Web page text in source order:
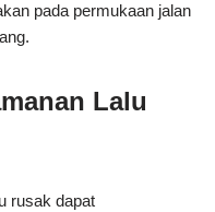
pada permukaan jalan
Lalu
rusak dapat